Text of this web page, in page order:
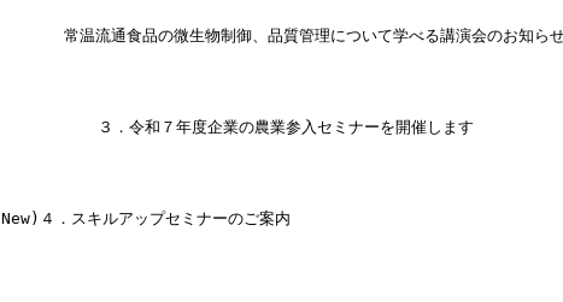
常温流通食品の微生物制御、品質管理について学べる講演会のお知ら
          ３．令和７年度企業の農業参入セミナーを開催します
New)４．スキルアップセミナーのご案内